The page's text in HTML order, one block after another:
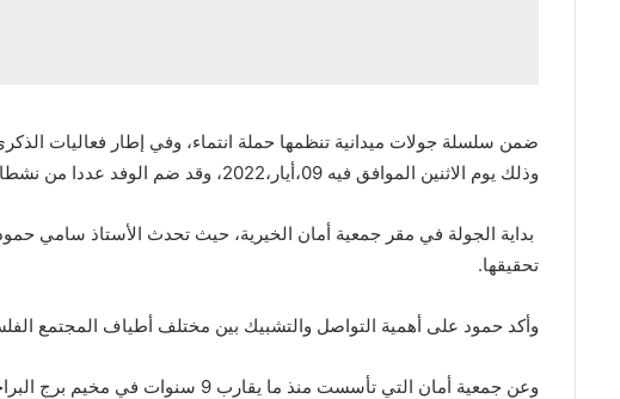
وذلك يوم الاثنين الموافق فيه 09،أيار،2022، وقد ضم الوفد عددا من نشطاء الحملة من مختلف المخيمات الفلسطينية في لبنان.
بداية الجولة في مقر جمعية أمان الخيرية، حيث تحدث الأستاذ سامي
تحقيقها.
وأكد حمود على أهمية التواصل والتشبيك بين مختلف أطياف المجتمع
وعن جمعية أمان التي تأسست منذ